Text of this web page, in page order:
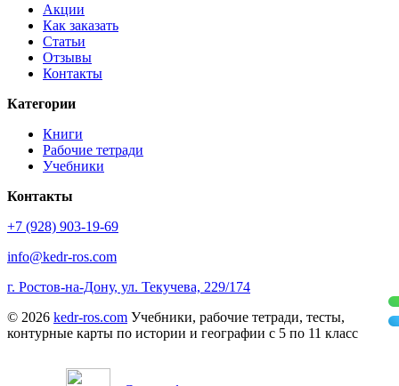
Акции
Как заказать
Статьи
Отзывы
Контакты
Категории
Книги
Рабочие тетради
Учебники
Контакты
+7 (928) 903-19-69
info@kedr-ros.com
г. Ростов-на-Дону, ул. Текучева, 229/174
© 2026 kedr-ros.com Учебники, рабочие тетради, тесты,
контурные карты по истории и географии с 5 по 11 класс